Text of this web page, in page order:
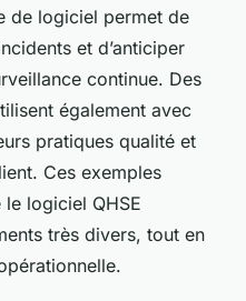
de logiciel permet de
et d’anticiper
continue. Des
également avec
pratiques qualité et
Ces exemples
logiciel QHSE
très divers, tout en